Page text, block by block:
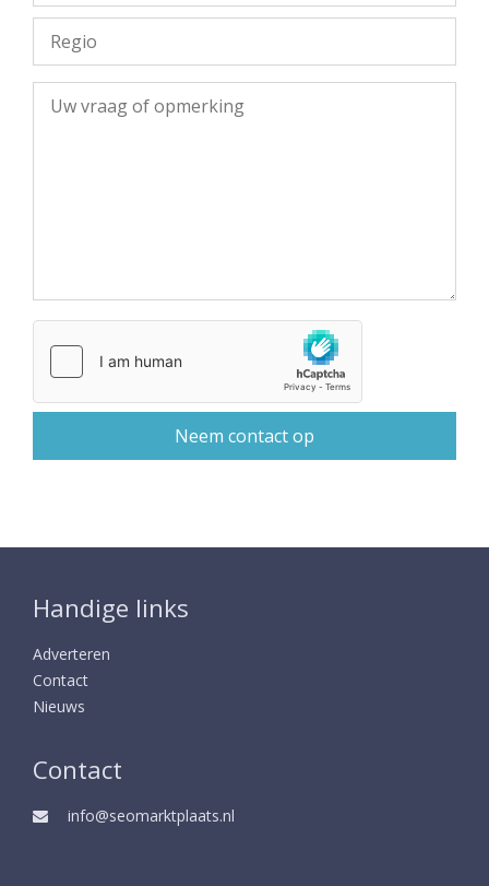
Handige links
Adverteren
Contact
Nieuws
Contact
info@seomarktplaats.nl